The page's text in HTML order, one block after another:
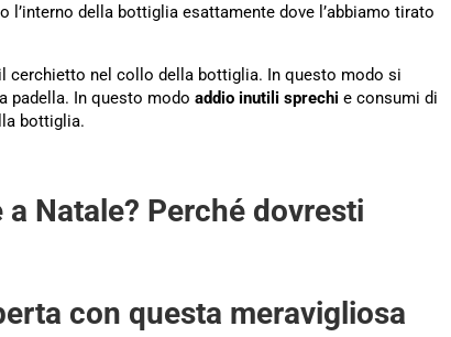
l’interno della bottiglia esattamente dove l’abbiamo tirato
cerchietto nel collo della bottiglia. In questo modo si
padella. In questo modo addio inutili sprechi e consumi di
bottiglia.
Natale? Perché dovresti
con questa meravigliosa